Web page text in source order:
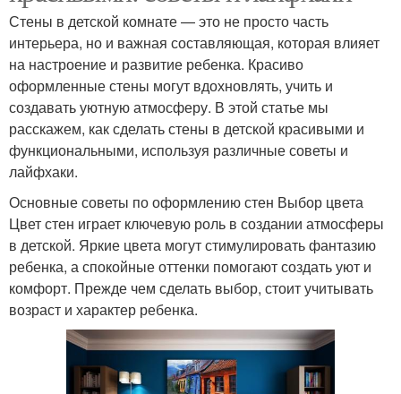
Стены в детской комнате — это не просто часть
интерьера, но и важная составляющая, которая влияет
на настроение и развитие ребенка. Красиво
оформленные стены могут вдохновлять, учить и
создавать уютную атмосферу. В этой статье мы
расскажем, как сделать стены в детской красивыми и
функциональными, используя различные советы и
лайфхаки.
Основные советы по оформлению стен Выбор цвета
Цвет стен играет ключевую роль в создании атмосферы
в детской. Яркие цвета могут стимулировать фантазию
ребенка, а спокойные оттенки помогают создать уют и
комфорт. Прежде чем сделать выбор, стоит учитывать
возраст и характер ребенка.